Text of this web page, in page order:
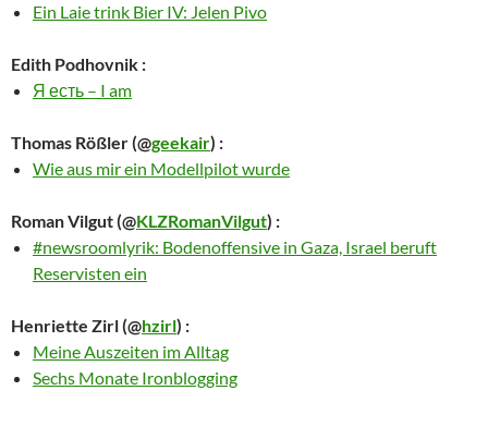
Ein Laie trink Bier IV: Jelen Pivo
Edith Podhovnik :
Я есть – I am
Thomas Rößler(@geekair) :
Wie aus mir ein Modellpilot wurde
Roman Vilgut(@KLZRomanVilgut) :
#newsroomlyrik: Bodenoffensive in Gaza, Israel beruft
Reservisten ein
Henriette Zirl(@hzirl) :
Meine Auszeiten im Alltag
Sechs Monate Ironblogging